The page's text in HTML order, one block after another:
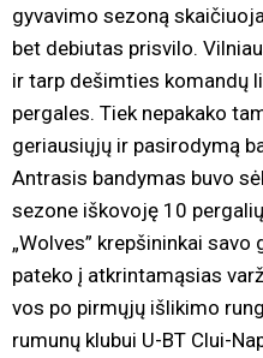
gyvavimo sezoną
bet debiutas prisvilo.
ir tarp dešimties komandų
pergales. Tiek nepakako
geriausiųjų ir pasirodymą
Antrasis bandymas buvo
sezone iškovoję 10
„Wolves” krepšininkai
pateko į atkrintamąsias
vos po pirmųjų išlikimo
rumunų klubui U-BT Clui-